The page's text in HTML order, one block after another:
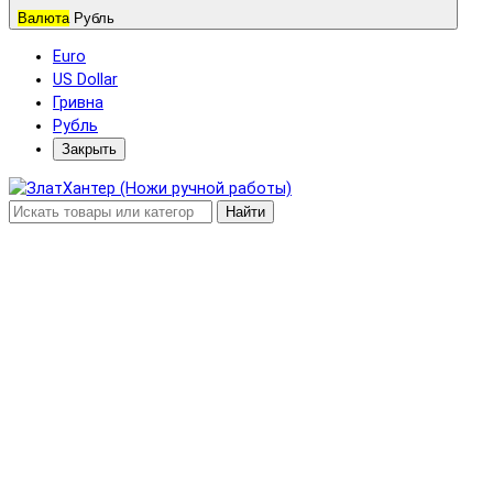
Валюта Рубль
Euro
US Dollar
Гривна
Рубль
Закрыть
Найти